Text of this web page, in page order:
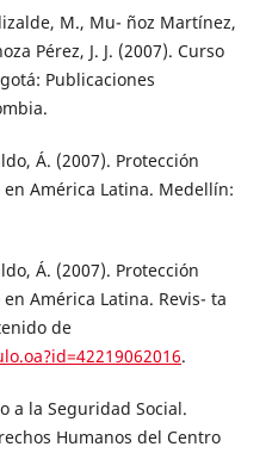
M., Mu- ñoz Martínez,
Pérez, J. J. (2007). Curso
Publicaciones
Á. (2007). Protección
América Latina. Medellín:
Á. (2007). Protección
América Latina. Revis- ta
de
.
a la Seguridad Social.
Humanos del Centro